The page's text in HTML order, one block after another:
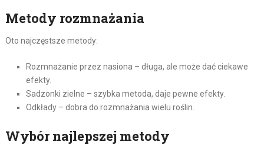
Metody rozmnażania
Oto najczęstsze metody:
Rozmnażanie przez nasiona – długa, ale może dać ciekawe
efekty.
Sadzonki zielne – szybka metoda, daje pewne efekty.
Odkłady – dobra do rozmnażania wielu roślin.
Wybór najlepszej metody